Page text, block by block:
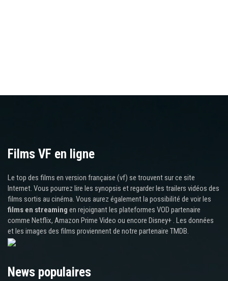
Films VF en ligne
Le top des films en version française (vf) se trouvent sur ce site
Internet. Vous pourrez lire les synopsis et regarder les trailers vidéos des
films sortis au cinéma. Vous aurez également la possibilité de voir les
films en streaming en rejoignant les plateformes VOD partenaire
comme Netflix, Amazon Prime Video ou encore Disney+ . Les données
et les images des films proviennent de notre partenaire TMDB.
News populaires